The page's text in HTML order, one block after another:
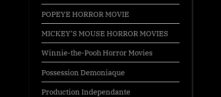
POPEYE HORROR MOVIE
MICKEY’S MOUSE HORROR MOVIES
Winnie-the-Pooh Horror Movies
Possession Demoniaque
Production Independante